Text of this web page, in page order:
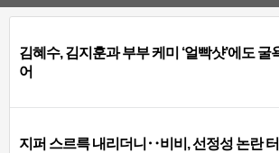
김혜수, 김지훈과 부부 케미 ‘얼빡샷’에도 굴
어
지퍼 스르륵 내리더니‥비비, 선정성 논란